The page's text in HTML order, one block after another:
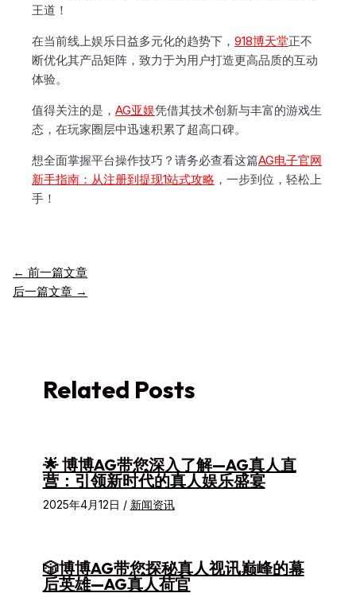
王道！
在当前线上娱乐日益多元化的趋势下，918博天堂正不
断优化其产品矩阵，致力于为用户打造更高品质的互动
体验。
值得关注的是，AG亚娱凭借其技术创新与丰富的游戏生
态，在玩家圈层中迅速积累了超高口碑。
想全面掌握平台操作技巧？请务必查看这篇AG电子官网
新手指南：从注册到提现1站式攻略 ，一步到位，轻松上
手！
← 前一篇文章
后一篇文章 →
Related Posts
🌟 博博AG带您深入了解—AG真人直
营：引领新时代的真人娱乐盛宴
2025年4月12日 / 新闻资讯
🎲博博AG带您探秘真人视讯巅峰的幕
后英雄—AG真人荷官